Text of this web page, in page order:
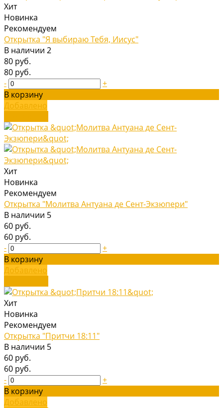
Хит
Новинка
Рекомендуем
Открытка "Я выбираю Тебя, Иисус"
В наличии 2
80 руб.
80 руб.
-
+
В корзину
Добавлено
Хит
Новинка
Рекомендуем
Открытка "Молитва Антуана де Сент-Экзюпери"
В наличии 5
60 руб.
60 руб.
-
+
В корзину
Добавлено
Хит
Новинка
Рекомендуем
Открытка "Притчи 18:11"
В наличии 5
60 руб.
60 руб.
-
+
В корзину
Добавлено